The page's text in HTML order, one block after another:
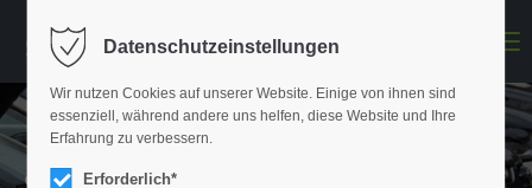
Der Eintrag "offcanvas-col1" existiert leider nicht.
Der Eintrag "offcanvas-col2" existiert leider nicht.
Datenschutzeinstellungen
Wir nutzen Cookies auf unserer Website. Einige von ihnen sind
essenziell, während andere uns helfen, diese Website und Ihre
Erfahrung zu verbessern.
Erforderlich*